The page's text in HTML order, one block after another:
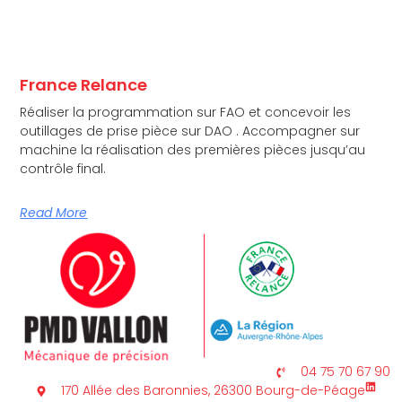
France Relance
Réaliser la programmation sur FAO et concevoir les
outillages de prise pièce sur DAO . Accompagner sur
machine la réalisation des premières pièces jusqu’au
contrôle final.
Read More
04 75 70 67 90
170 Allée des Baronnies, 26300 Bourg-de-Péage